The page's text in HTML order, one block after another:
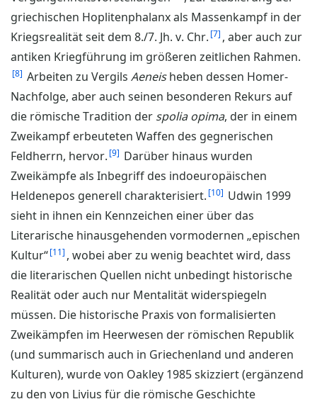
griechischen Hoplitenphalanx als Massenkampf in der
Kriegsrealität seit dem 8./7. Jh. v. Chr. 7 , aber auch zur
antiken Kriegführung im größeren zeitlichen Rahmen.
8 Arbeiten zu Vergils Aeneisheben dessen Homer-
Nachfolge, aber auch seinen besonderen Rekurs auf
die römische Tradition der spolia opima, der in einem
Zweikampf erbeuteten Waffen des gegnerischen
Feldherrn, hervor. 9
Darüber hinaus wurden
Zweikämpfe als Inbegriff des indoeuropäischen
Heldenepos generell charakterisiert. 10
Udwin 1999
sieht in ihnen ein Kennzeichen einer über das
Literarische hinausgehenden vormodernen „epischen
Kultur“ 11 , wobei aber zu wenig beachtet wird, dass
die literarischen Quellen nicht unbedingt historische
Realität oder auch nur Mentalität widerspiegeln
müssen. Die historische Praxis von formalisierten
Zweikämpfen im Heerwesen der römischen Republik
(und summarisch auch in Griechenland und anderen
Kulturen), wurde von Oakley 1985 skizziert (ergänzend
zu den von Livius für die römische Geschichte